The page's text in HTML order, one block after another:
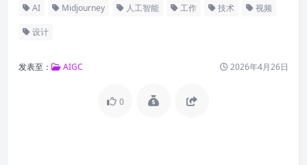
AI Midjourney 人工智能 工作 技术 视频
设计
发表至： AIGC 2026年4月26日
0